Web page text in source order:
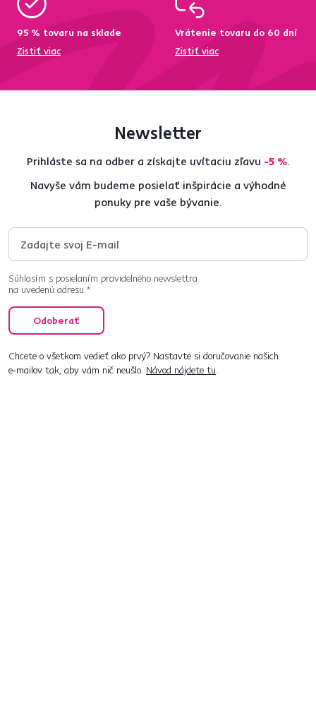
95 % tovaru na sklade
Zistiť viac
Vrátenie tovaru do 60 dní
Zistiť viac
Newsletter
Prihláste sa na odber a získajte uvítaciu zľavu -5 %.
Navyše vám budeme posielať inšpirácie a výhodné
ponuky pre vaše bývanie.
Súhlasím s posielaním pravidelného newslettra
na uvedenú adresu.*
Odoberať
Chcete o všetkom vedieť ako prvý? Nastavte si doručovanie našich
e‑mailov tak, aby vám nič neušlo. Návod nájdete tu.